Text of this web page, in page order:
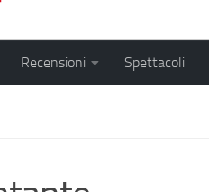
Recensioni Spettacoli